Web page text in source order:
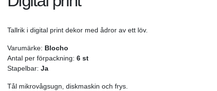
Tallrik i digital print dekor med ådror av ett löv.
Varumärke: Blocho
Antal per förpackning: 6 st
Stapelbar: Ja
Tål mikrovågsugn, diskmaskin och frys.